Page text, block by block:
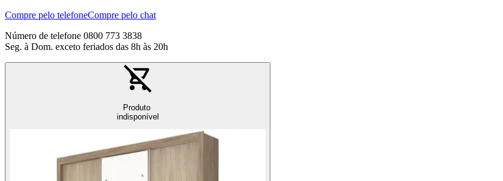
Compre pelo telefoneCompre pelo chat
Número de telefone 0800 773 3838
Seg. à Dom. exceto feriados das 8h às 20h
Produto
indisponível